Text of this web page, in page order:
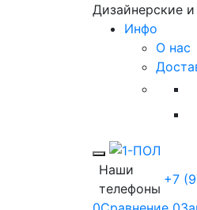
Дизайнерские
Инфо
О нас
Toggle mobile
Наши
телефоны
+7